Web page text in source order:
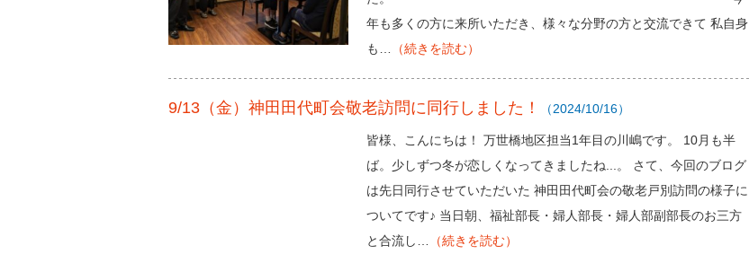
年も多くの方に来所いただき、様々な分野の方と交流できて 私自身
も…
（続きを読む）
9/13（金）神田田代町会敬老訪問に同行しました！ （2024/10/16）
皆様、こんにちは！ 万世橋地区担当1年目の川嶋です。 10月も半
ば。少しずつ冬が恋しくなってきましたね...。 さて、今回のブログ
は先日同行させていただいた 神田田代町会の敬老戸別訪問の様子に
ついてです♪ 当日朝、福祉部長・婦人部長・婦人部副部長のお三方
と合流し…
（続きを読む）